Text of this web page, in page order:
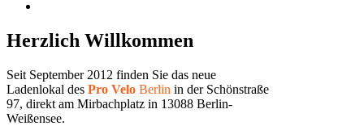
Herzlich Willkommen
Seit September 2012 finden Sie das neue
Ladenlokal des Pro Velo Berlin in der Schönstraße
97, direkt am Mirbachplatz in 13088 Berlin-
Weißensee.